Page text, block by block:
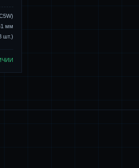
мм
шт.)